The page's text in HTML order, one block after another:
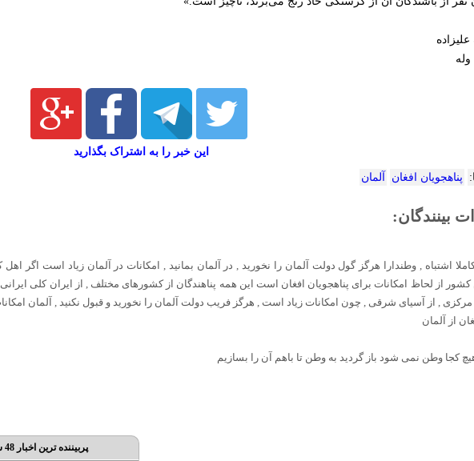
علیزاده
این خبر را به اشتراک بگذارید
پناهجویان افغان آلمان
بینندگان:
اشتباه , وطندارا هرگز گول دولت آلمان را نخورید , در آلمان بمانید , امکانات در آلمان زیاد است اگر اهل
کشور از لحاظ امکانات برای پناهجویان افغان است این همه پناهندگان از کشورهای مختلف , از ایران کلی ایرانی
, از آسیای شرقی , چون امکانات زیاد است , هرگز فریب دولت آلمان را نخورید و قبول نکنید , آلمان
از آلمان
کجا وطن نمی شود باز گردید به وطن تا باهم آن را بسازیم
پربیننده ترین اخبار 48 ساعت گذشته